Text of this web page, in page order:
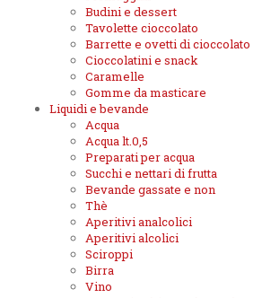
Budini e dessert
Tavolette cioccolato
Barrette e ovetti di cioccolato
Cioccolatini e snack
Caramelle
Gomme da masticare
Liquidi e bevande
Acqua
Acqua lt.0,5
Preparati per acqua
Succhi e nettari di frutta
Bevande gassate e non
Thè
Aperitivi analcolici
Aperitivi alcolici
Sciroppi
Birra
Vino